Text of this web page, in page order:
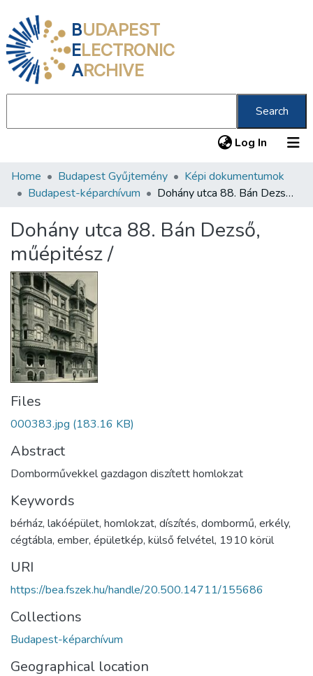
BUDAPEST
ELECTRONIC
ARCHIVE
Search
Log In (current)
Communities & Collections
Statistics
About us
Home Budapest Gyűjtemény
Képi dokumentumok
Budapest-képarchívum
Dohány utca 88. Bán Dezső, műépitész /
Dohány utca 88. Bán Dezső,
műépitész /
Files
000383.jpg (183.16 KB)
Abstract
Domborművekkel gazdagon diszített homlokzat
Keywords
bérház, lakóépület, homlokzat, díszítés, dombormű, erkély,
cégtábla, ember, épületkép, külső felvétel, 1910 körül
URI
https://bea.fszek.hu/handle/20.500.14711/155686
Collections
Budapest-képarchívum
Geographical location